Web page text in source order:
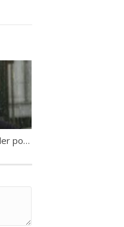
Simone Zanoni [travailler pour être heureux]